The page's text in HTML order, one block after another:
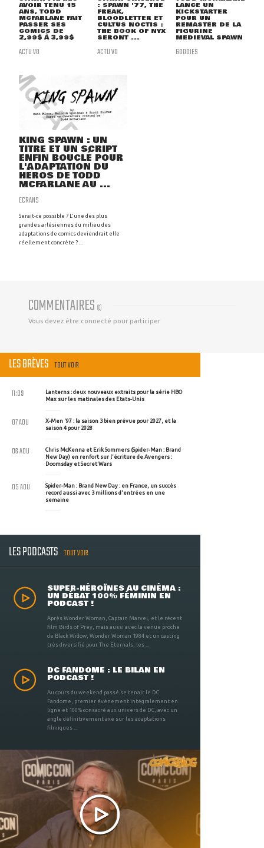
AVOIR TENU 15
ANS, TODD
MCFARLANE FAIT
PASSER SES
COMICS DE
2,99$ À 3,99$
ACTU VO
: SPAWN '77, THE
FREAK,
BLOODLETTER ET
CULTUS NOCTIS :
THE BOOK OF NYX
SERONT ...
ACTU VO
LANCE UN
KICKSTARTER
POUR UN
REMASTER DE LA
FIGURINE
MEDIEVAL SPAWN
GOODIES
KING SPAWN : UN
TITRE ET UN SCRIPT
ENFIN BOUCLÉ POUR
L'ADAPTATION DU
HÉROS DE TODD
MCFARLANE AU ...
ECRANS
Serait-ce possible ? L'une des plus
grandes arlésiennes du milieu des
adaptations de comics deviendrait elle
réellement concrète ? ...
COMMENTAIRES (0)
Vous devez être connecté pour participer
LES BRÈVES TOUT VOIR
Lanterns : deux nouveaux extraits pour la série HBO
Max sur les matinales des Etats-Unis
11:09
X-Men '97 : la saison 3 bien prévue pour 2027, et la
saison 4 pour 2028
07 AOU
Chris McKenna et Erik Sommers (Spider-Man : Brand
New Day) en renfort sur l'écriture de Avengers :
Doomsday et Secret Wars
06 AOU
Spider-Man : Brand New Day : en France, un succès
record aussi avec 3 millions d'entrées en une
semaine
05 AOU
LES PODCASTS TOUT VOIR
SUPER-HÉROÏNES AU CINÉMA :
UN DÉBAT 100% FÉMININ EN
PODCAST !
Après Wonder Woman, Captain Marvel, et le récent
film Birds of Prey, mais aussi avec la venue proche
de Black Widow, Wonder Woman 1984 et un casting
très diversifié pour The Eternals, les ...
DC FANDOME : LE BILAN EN
PODCAST !
Au cours du weekend passé se tenait le DC
Fandome, premier évènement intégralement en
ligne et 100% consacré aux univers de DC, avec un
angle définitivement axé sur les adaptations
filmiques ...